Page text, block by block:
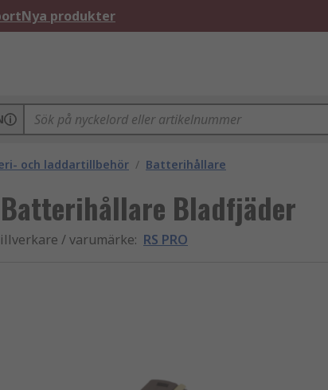
Nya produkter
och laddartillbehör / Batterihållare
Batterihållare Bladfjäder
/ varumärke: RS PRO